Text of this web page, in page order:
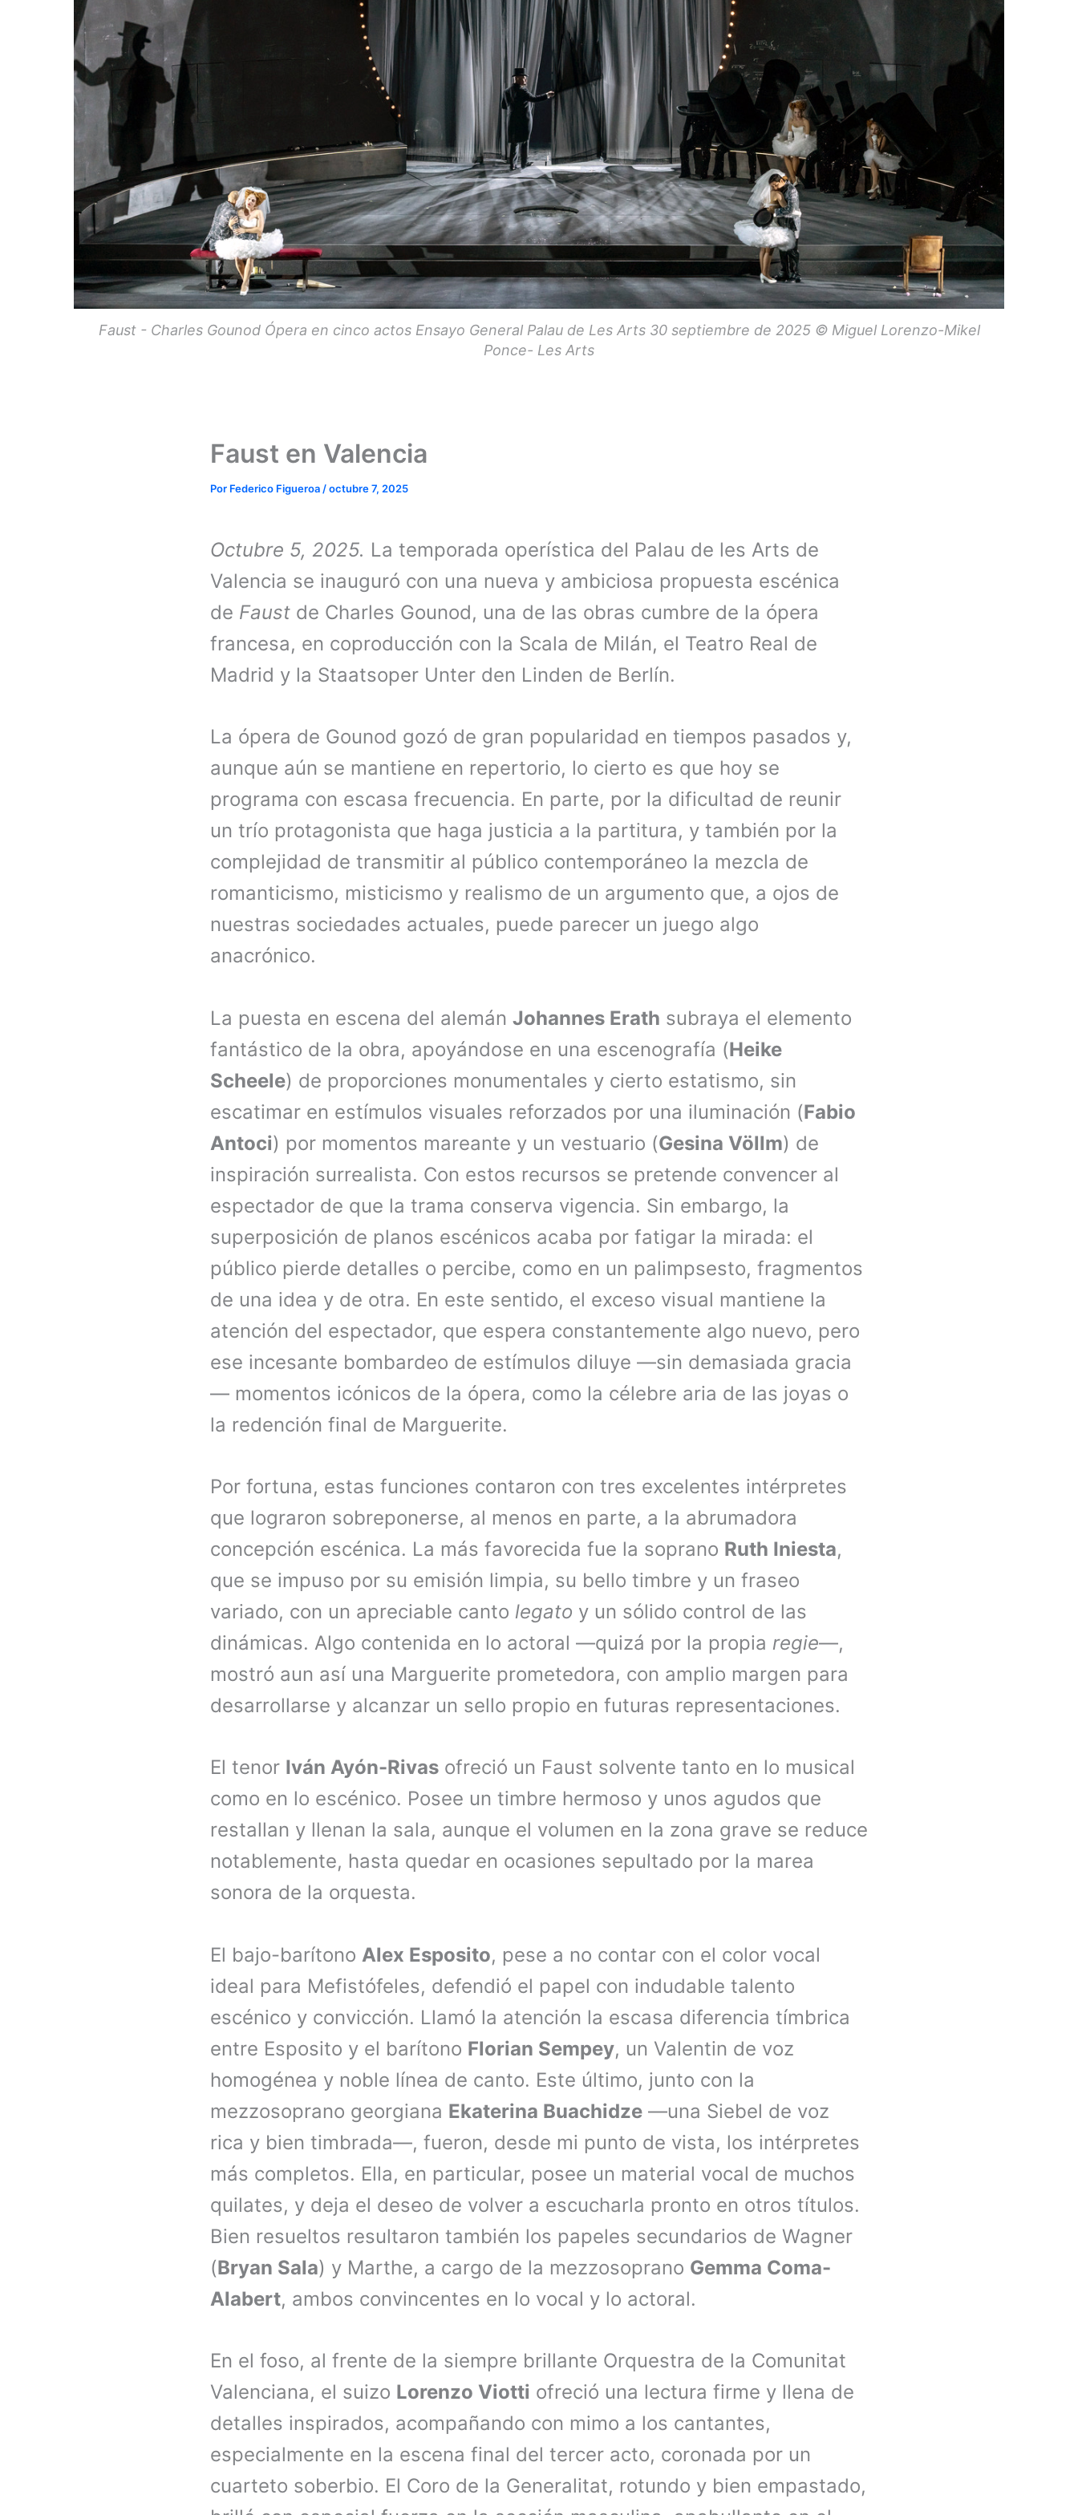
Faust - Charles Gounod Ópera en cinco actos Ensayo General Palau de Les Arts 30 septiembre de 2025 © Miguel Lorenzo-Mikel
Ponce- Les Arts
Faust en Valencia
Por Federico Figueroa /octubre 7, 2025
Octubre 5, 2025. La temporada operística del Palau de les Arts de
Valencia se inauguró con una nueva y ambiciosa propuesta escénica
de Faust de Charles Gounod, una de las obras cumbre de la ópera
francesa, en coproducción con la Scala de Milán, el Teatro Real de
Madrid y la Staatsoper Unter den Linden de Berlín.
La ópera de Gounod gozó de gran popularidad en tiempos pasados y,
aunque aún se mantiene en repertorio, lo cierto es que hoy se
programa con escasa frecuencia. En parte, por la dificultad de reunir
un trío protagonista que haga justicia a la partitura, y también por la
complejidad de transmitir al público contemporáneo la mezcla de
romanticismo, misticismo y realismo de un argumento que, a ojos de
nuestras sociedades actuales, puede parecer un juego algo
anacrónico.
La puesta en escena del alemán Johannes Erath subraya el elemento
fantástico de la obra, apoyándose en una escenografía (Heike
Scheele) de proporciones monumentales y cierto estatismo, sin
escatimar en estímulos visuales reforzados por una iluminación (Fabio
Antoci) por momentos mareante y un vestuario (Gesina Völlm) de
inspiración surrealista. Con estos recursos se pretende convencer al
espectador de que la trama conserva vigencia. Sin embargo, la
superposición de planos escénicos acaba por fatigar la mirada: el
público pierde detalles o percibe, como en un palimpsesto, fragmentos
de una idea y de otra. En este sentido, el exceso visual mantiene la
atención del espectador, que espera constantemente algo nuevo, pero
ese incesante bombardeo de estímulos diluye —sin demasiada gracia
— momentos icónicos de la ópera, como la célebre aria de las joyas o
la redención final de Marguerite.
Por fortuna, estas funciones contaron con tres excelentes intérpretes
que lograron sobreponerse, al menos en parte, a la abrumadora
concepción escénica. La más favorecida fue la soprano Ruth Iniesta,
que se impuso por su emisión limpia, su bello timbre y un fraseo
variado, con un apreciable canto legato y un sólido control de las
dinámicas. Algo contenida en lo actoral —quizá por la propia regie—,
mostró aun así una Marguerite prometedora, con amplio margen para
desarrollarse y alcanzar un sello propio en futuras representaciones.
El tenor Iván Ayón-Rivas ofreció un Faust solvente tanto en lo musical
como en lo escénico. Posee un timbre hermoso y unos agudos que
restallan y llenan la sala, aunque el volumen en la zona grave se reduce
notablemente, hasta quedar en ocasiones sepultado por la marea
sonora de la orquesta.
El bajo-barítono Alex Esposito, pese a no contar con el color vocal
ideal para Mefistófeles, defendió el papel con indudable talento
escénico y convicción. Llamó la atención la escasa diferencia tímbrica
entre Esposito y el barítono Florian Sempey, un Valentin de voz
homogénea y noble línea de canto. Este último, junto con la
mezzosoprano georgiana Ekaterina Buachidze —una Siebel de voz
rica y bien timbrada—, fueron, desde mi punto de vista, los intérpretes
más completos. Ella, en particular, posee un material vocal de muchos
quilates, y deja el deseo de volver a escucharla pronto en otros títulos.
Bien resueltos resultaron también los papeles secundarios de Wagner
(Bryan Sala) y Marthe, a cargo de la mezzosoprano Gemma Coma-
Alabert, ambos convincentes en lo vocal y lo actoral.
En el foso, al frente de la siempre brillante Orquestra de la Comunitat
Valenciana, el suizo Lorenzo Viotti ofreció una lectura firme y llena de
detalles inspirados, acompañando con mimo a los cantantes,
especialmente en la escena final del tercer acto, coronada por un
cuarteto soberbio. El Coro de la Generalitat, rotundo y bien empastado,